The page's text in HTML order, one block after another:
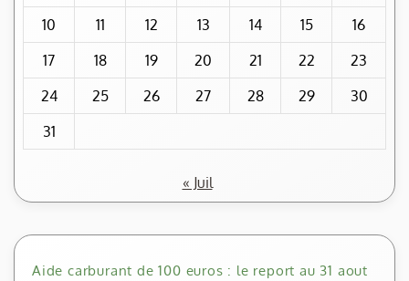
10
11 12 13 14 15
16
17
18 19 20 21 22
23
24
25 26 27 28 29
30
31
« Juil
Aide carburant de 100 euros : le report au 31 aout